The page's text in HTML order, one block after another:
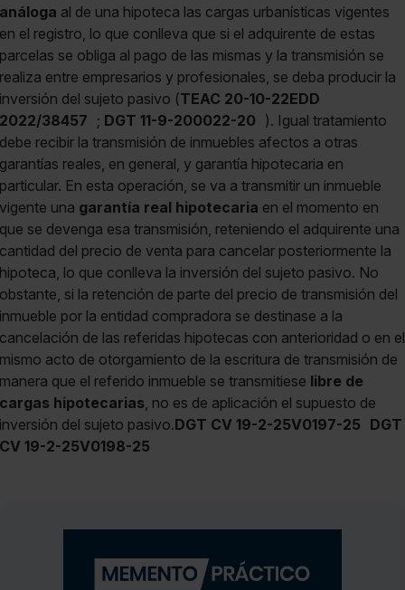
análoga al de una hipoteca las cargas urbanísticas vigentes
en el registro, lo que conlleva que si el adquirente de estas
parcelas se obliga al pago de las mismas y la transmisión se
realiza entre empresarios y profesionales, se deba producir la
inversión del sujeto pasivo (TEAC 20-10-22EDD
2022/38457 ; DGT 11-9-200022-20 ). Igual tratamiento
debe recibir la transmisión de inmuebles afectos a otras
garantías reales, en general, y garantía hipotecaria en
particular. En esta operación, se va a transmitir un inmueble
vigente una garantía real hipotecaria en el momento en
que se devenga esa transmisión, reteniendo el adquirente una
cantidad del precio de venta para cancelar posteriormente la
hipoteca, lo que conlleva la inversión del sujeto pasivo. No
obstante, si la retención de parte del precio de transmisión del
inmueble por la entidad compradora se destinase a la
cancelación de las referidas hipotecas con anterioridad o en el
mismo acto de otorgamiento de la escritura de transmisión de
manera que el referido inmueble se transmitiese libre de
cargas hipotecarias, no es de aplicación el supuesto de
inversión del sujeto pasivo.DGT CV 19-2-25V0197-25 DGT
CV 19-2-25V0198-25